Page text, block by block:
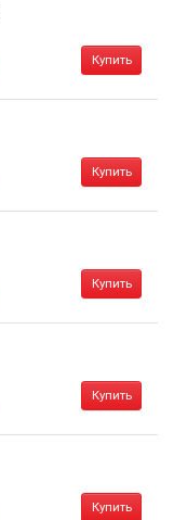
Купить
Купить
Купить
Купить
Купить